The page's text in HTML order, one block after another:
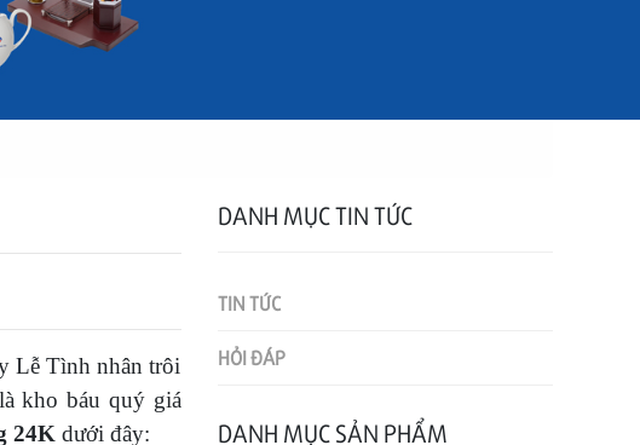
Lễ Tình nhân trôi
kho báu quý giá
24K dưới đây:
DANH MỤC TIN TỨC
TIN TỨC
HỎI ĐÁP
DANH MỤC SẢN PHẨM